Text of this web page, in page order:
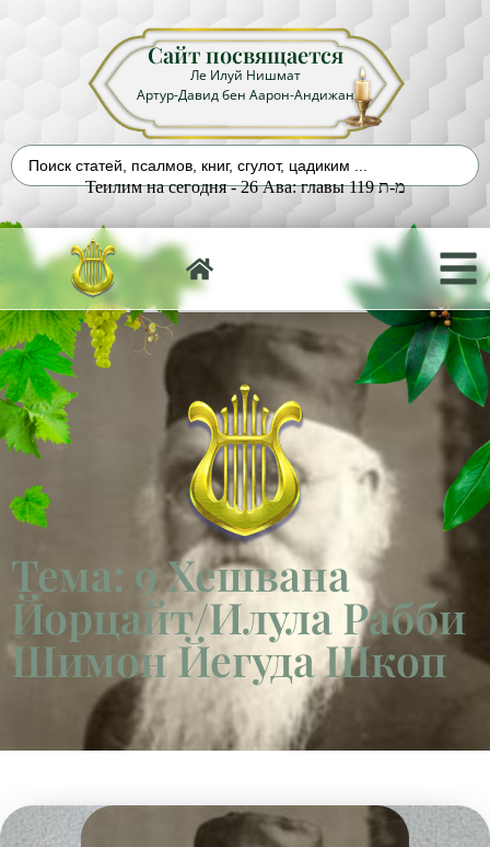
Сайт посвящается
Ле Илуй Нишмат
Артур-Давид бен Аарон-Андижан
Теилим на сегодня - 26 Ава: главы 119 מ-ת
Тема: 9 Хешвана
Йорцайт/Илула Рабби
Шимон Йегуда Шкоп